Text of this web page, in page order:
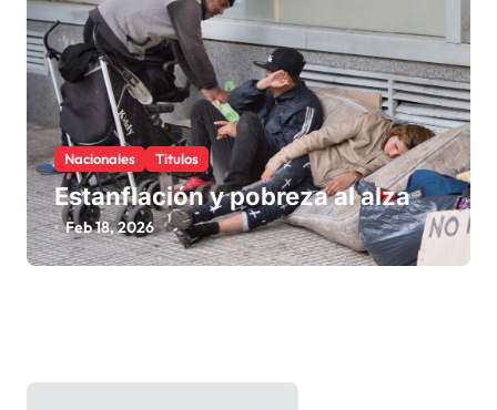
Nacionales Titulos
Estanflación y pobreza al alza
Feb 18, 2026